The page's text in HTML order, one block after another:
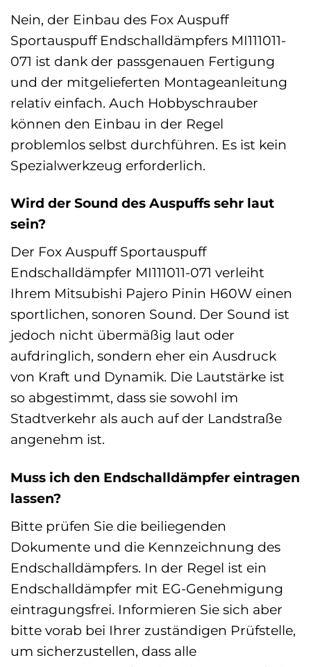
Nein, der Einbau des Fox Auspuff
Sportauspuff Endschalldämpfers MI111011-
071 ist dank der passgenauen Fertigung
und der mitgelieferten Montageanleitung
relativ einfach. Auch Hobbyschrauber
können den Einbau in der Regel
problemlos selbst durchführen. Es ist kein
Spezialwerkzeug erforderlich.
Wird der Sound des Auspuffs sehr laut
sein?
Der Fox Auspuff Sportauspuff
Endschalldämpfer MI111011-071 verleiht
Ihrem Mitsubishi Pajero Pinin H60W einen
sportlichen, sonoren Sound. Der Sound ist
jedoch nicht übermäßig laut oder
aufdringlich, sondern eher ein Ausdruck
von Kraft und Dynamik. Die Lautstärke ist
so abgestimmt, dass sie sowohl im
Stadtverkehr als auch auf der Landstraße
angenehm ist.
Muss ich den Endschalldämpfer eintragen
lassen?
Bitte prüfen Sie die beiliegenden
Dokumente und die Kennzeichnung des
Endschalldämpfers. In der Regel ist ein
Endschalldämpfer mit EG-Genehmigung
eintragungsfrei. Informieren Sie sich aber
bitte vorab bei Ihrer zuständigen Prüfstelle,
um sicherzustellen, dass alle